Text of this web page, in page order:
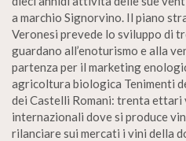
a marchio Signorvino. Il piano
Veronesi prevede lo sviluppo di
guardano all’enoturismo e alla
partenza per il marketing
agricoltura biologica Tenimenti
dei Castelli Romani: trenta
internazionali dove si produce
rilanciare sui mercati i vini della